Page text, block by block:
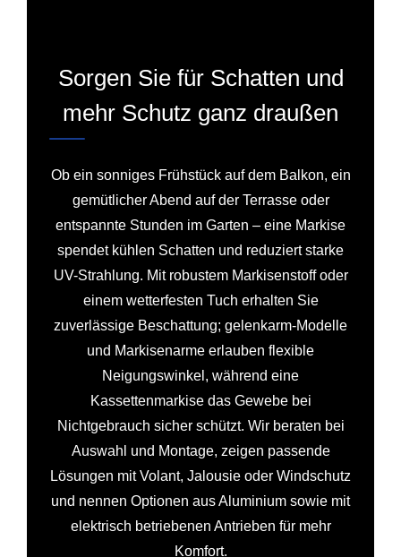
Sorgen Sie für Schatten und
mehr Schutz ganz draußen
Ob ein sonniges Frühstück auf dem Balkon, ein
gemütlicher Abend auf der Terrasse oder
entspannte Stunden im Garten – eine Markise
spendet kühlen Schatten und reduziert starke
UV-Strahlung. Mit robustem Markisenstoff oder
einem wetterfesten Tuch erhalten Sie
zuverlässige Beschattung; gelenkarm-Modelle
und Markisenarme erlauben flexible
Neigungswinkel, während eine
Kassettenmarkise das Gewebe bei
Nichtgebrauch sicher schützt. Wir beraten bei
Auswahl und Montage, zeigen passende
Lösungen mit Volant, Jalousie oder Windschutz
und nennen Optionen aus Aluminium sowie mit
elektrisch betriebenen Antrieben für mehr
Komfort.